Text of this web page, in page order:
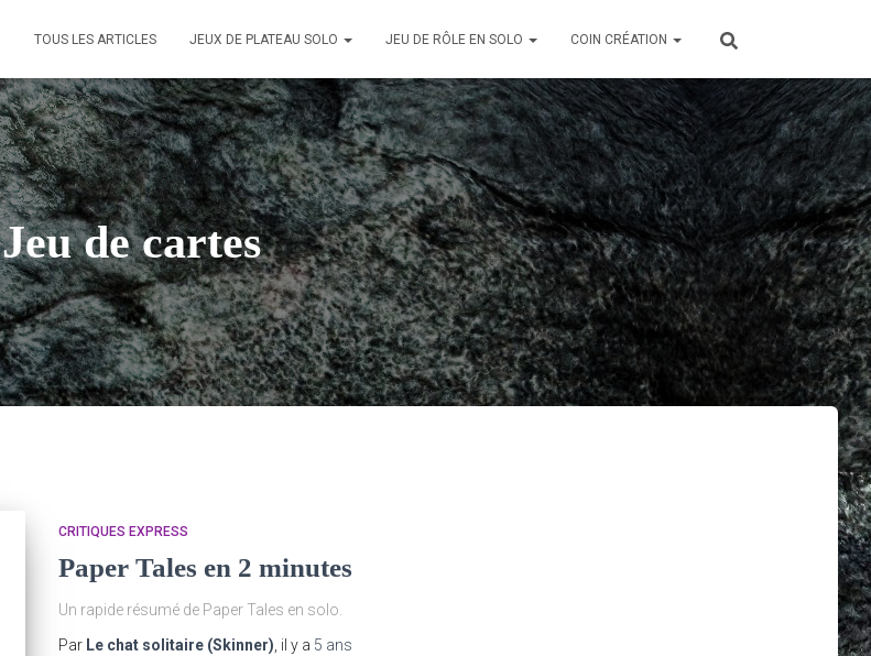
TOUS LES ARTICLES JEUX DE PLATEAU SOLO JEU DE RÔLE EN SOLO COIN CRÉATION
Jeu de cartes
CRITIQUES EXPRESS
Paper Tales en 2 minutes
Un rapide résumé de Paper Tales en solo.
Par Le chat solitaire (Skinner) , il y a 5 ans